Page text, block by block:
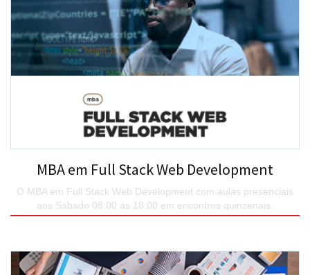
MBA em Full Stack Web Development
O MBA em Full Stack Web Development com aulas presenciais
aos Sábado 08:00 às 18:00 em encontros quinzenais.